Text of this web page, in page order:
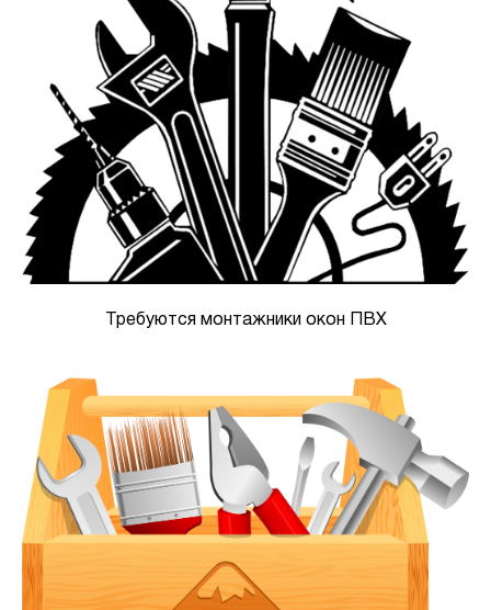
Требуются монтажники окон ПВХ